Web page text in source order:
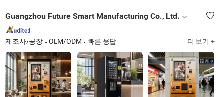
Guangzhou Future Smart Manufacturing Co., Ltd.
제조사/공장 OEM/ODM 빠른 응답 더 보기 +